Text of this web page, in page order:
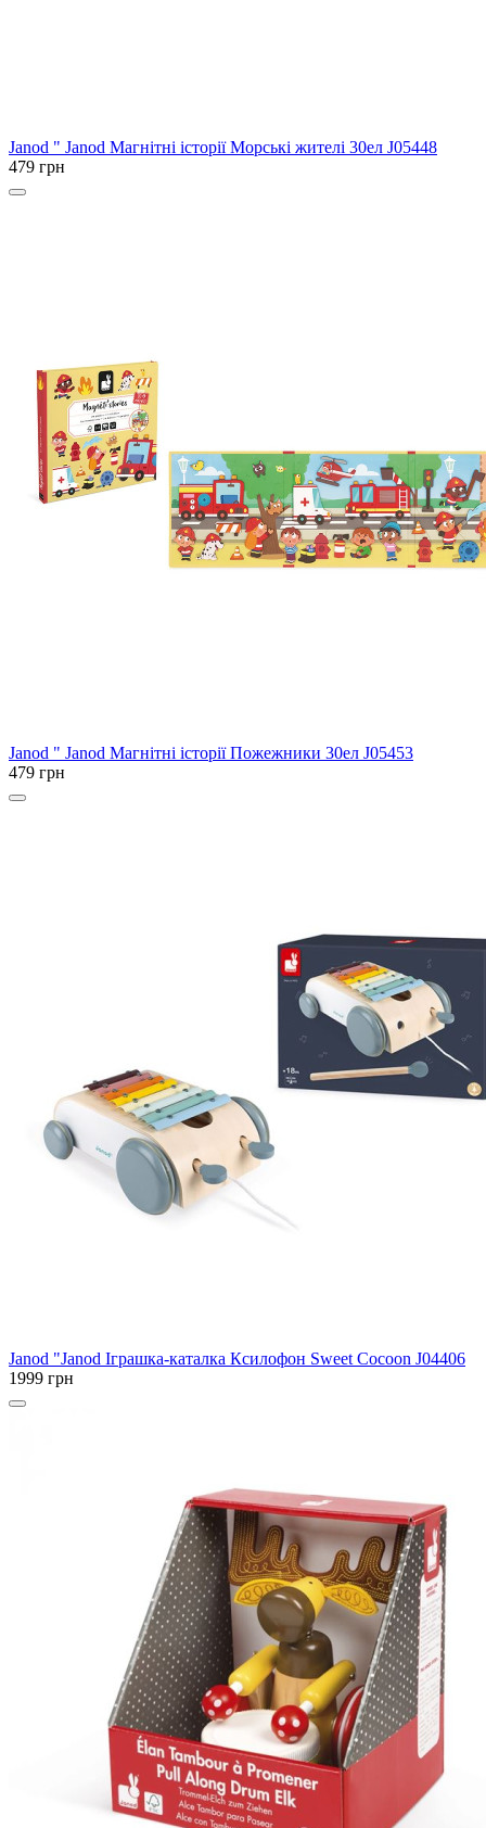
Janod " Janod Магнітні історії Морські жителі 30ел J05448
479 грн
Janod " Janod Магнітні історії Пожежники 30ел J05453
479 грн
Janod "Janod Іграшка-каталка Ксилофон Sweet Cocoon J04406
1999 грн